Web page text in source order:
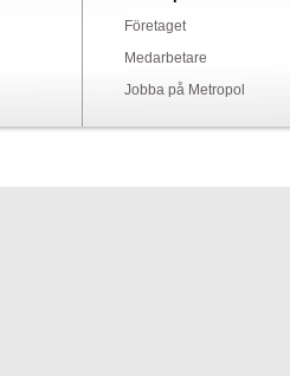
Företaget
Medarbetare
Jobba på Metropol